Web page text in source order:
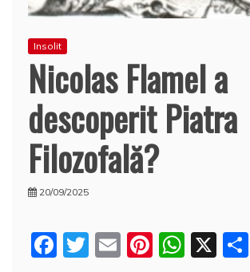
Insolit
Nicolas Flamel a
descoperit Piatra
Filozofală?
20/09/2025
F
T
E
Pi W X